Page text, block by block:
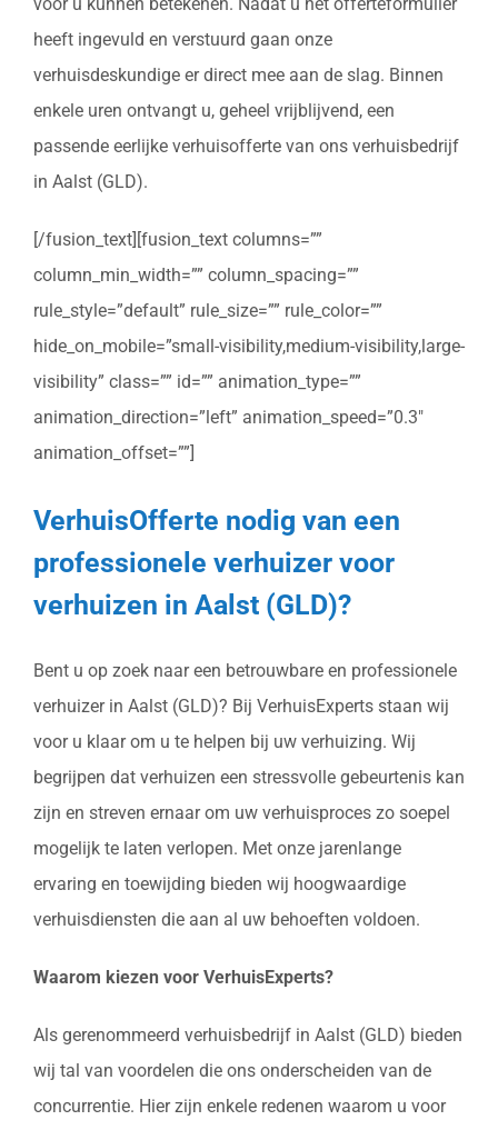
heeft ingevuld en verstuurd gaan onze
verhuisdeskundige er direct mee aan de slag. Binnen
enkele uren ontvangt u, geheel vrijblijvend, een
passende eerlijke verhuisofferte van ons verhuisbedrijf
in Aalst (GLD).
[/fusion_text][fusion_text columns=””
column_min_width=”” column_spacing=””
rule_style=”default” rule_size=”” rule_color=””
hide_on_mobile=”small-visibility,medium-visibility,large-
visibility” class=”” id=”” animation_type=””
animation_direction=”left” animation_speed=”0.3″
animation_offset=””]
VerhuisOfferte nodig van een
professionele verhuizer voor
verhuizen in Aalst (GLD)?
Bent u op zoek naar een betrouwbare en professionele
verhuizer in Aalst (GLD)? Bij VerhuisExperts staan wij
voor u klaar om u te helpen bij uw verhuizing. Wij
begrijpen dat verhuizen een stressvolle gebeurtenis kan
zijn en streven ernaar om uw verhuisproces zo soepel
mogelijk te laten verlopen. Met onze jarenlange
ervaring en toewijding bieden wij hoogwaardige
verhuisdiensten die aan al uw behoeften voldoen.
Waarom kiezen voor VerhuisExperts?
Als gerenommeerd verhuisbedrijf in Aalst (GLD) bieden
wij tal van voordelen die ons onderscheiden van de
concurrentie. Hier zijn enkele redenen waarom u voor